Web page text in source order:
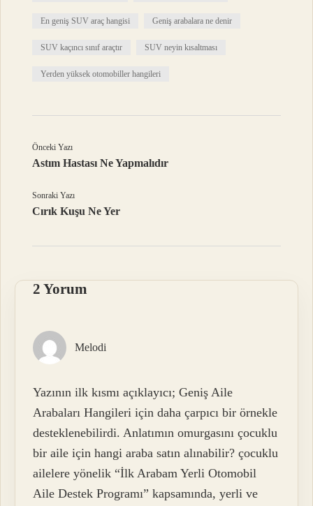
En geniş SUV araç hangisi Geniş arabalara ne denir
SUV kaçıncı sınıf araçtır SUV neyin kısaltması
Yerden yüksek otomobiller hangileri
Önceki Yazı
Astım Hastası Ne Yapmalıdır
Sonraki Yazı
Cırık Kuşu Ne Yer
2 Yorum
Melodi
Yazının ilk kısmı açıklayıcı; Geniş Aile
Arabaları Hangileri için daha çarpıcı bir örnekle
desteklenebilirdi. Anlatımın omurgasını çocuklu
bir aile için hangi araba satın alınabilir? çocuklu
ailelere yönelik “İlk Arabam Yerli Otomobil
Aile Destek Programı” kapsamında, yerli ve